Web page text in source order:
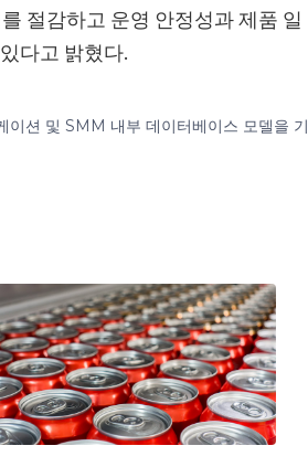
절감하고 운영 안정성과 제품 일
다고 밝혔다.
이션 및 SMM 내부 데이터베이스 모델을 기